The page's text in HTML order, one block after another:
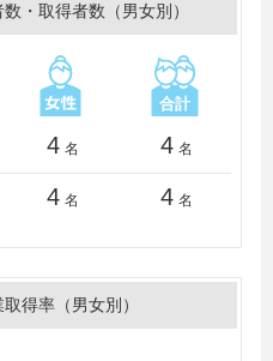
・取得者数（男女別）
4 名 4 名
4 名 4 名
得率（男女別）